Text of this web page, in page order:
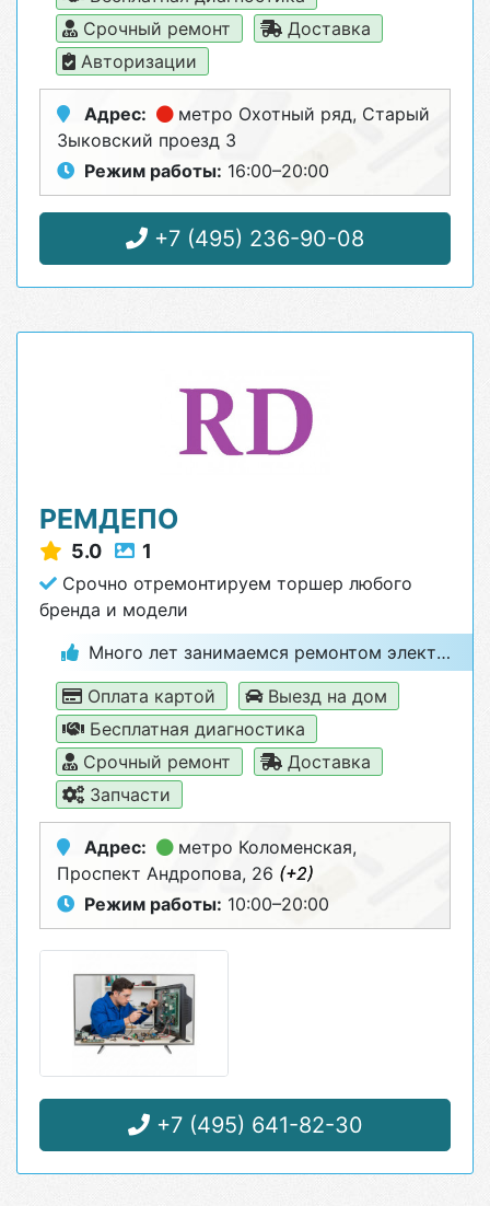
Срочный ремонт
Доставка
Авторизации
Адрес: метро Охотный ряд, Старый
Зыковский проезд 3
Режим работы: 16:00–20:00
+7 (495) 236-90-08
РЕМДЕПО
5.0 1
Срочно отремонтируем торшер любого
бренда и модели
Много лет занимаемся ремонтом электроники и бытовой техники
Оплата картой
Выезд на дом
Бесплатная диагностика
Срочный ремонт
Доставка
Запчасти
Адрес: метро Коломенская,
Проспект Андропова, 26 (+2)
Режим работы: 10:00–20:00
+7 (495) 641-82-30